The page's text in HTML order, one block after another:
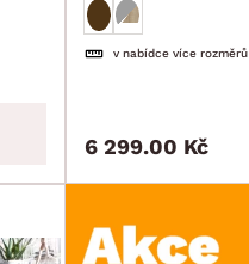
v nabídce více rozměrů
6 299.00 Kč